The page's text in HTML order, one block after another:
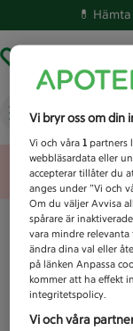
💊
Vad
Vi bryr oss om din
Vi och våra1 partners
webbläsardata eller
accepterar tillåter du
anges under ”Vi och
Om du väljer Avvisa
spårare är
vara mindre
ändra dina val eller
på länken Anpassa
kommer att ha effekt
integritetspolicy.
Vi och våra